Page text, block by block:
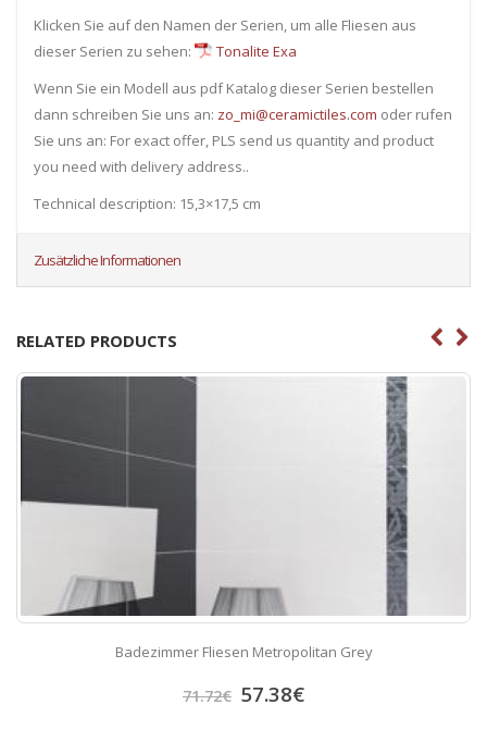
Klicken Sie auf den Namen der Serien, um alle Fliesen ​​aus
dieser Serien zu sehen:
Tonalite Exa
Wenn Sie ein Modell aus pdf Katalog dieser Serien bestellen
dann schreiben Sie uns an: zo_mi@ceramictiles.com oder rufen
Sie uns an: For exact offer, PLS send us quantity and product
you need with delivery address..
Technical description: 15,3×17,5 cm
Zusätzliche Informationen
RELATED PRODUCTS
Badezimmer Fliesen Metropolitan Grey
71.72€ 57.38€